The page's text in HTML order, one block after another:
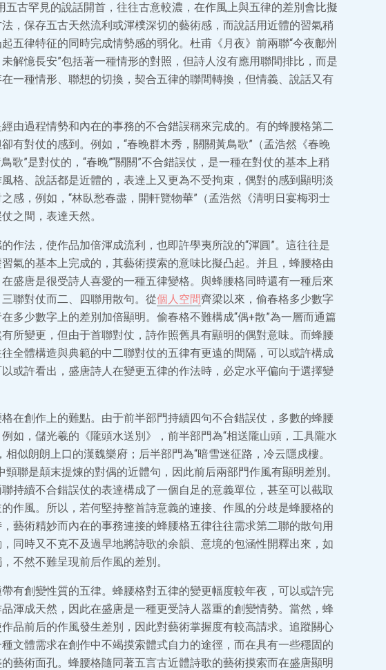
五古罕見的說話開首，往往古意較濃，在作風上與五律的差別會比擬
，保存五古天然流利或渾樸深切的藝術感，而說話用近體的習氣稍
五律特征的同時完成情勢感的弱化。杜甫《月夜》前兩聯“今夜鄜州
解憶長安”包括著一種情形的對照，但詩人沒有應用聯間排比，而是
一種情形、聯想的切換，契合五律的聯間轉換，但情義、說話又有
由過程情勢和內在的事務的不合錯誤稱來完成的。有的蜂腰格第二
有對仗的感到。例如，“春晚群木秀，關關黃鳥歌”（孟浩然《春晚
歌”是對仗的，“春晚”“關關”不合錯誤仗，是一種在對仗的基本上稍
格、說話都是近體的，表達上又更為不受拘束，偶對的感到顯明淡
感，例如，“林臥愁春盡，開軒覽物華”（孟浩然《清明日宴梅羽士
之間，表達天然。
作法，使作品加倍渾成流利，也即許學夷所說的“渾圓”。這往往是
氣的基本上完成的，其藝術摸索的意味比擬凸起。并且，蜂腰格由
盛唐是很受詩人喜愛的一種五律變格。與蜂腰格同時還有一種后來
聯對仗而二、四聯用散句。從個人空間齊梁以來，偷春格多少數字
多少數字上的差別加倍顯明。偷春格不難構成“偶+散”為一層而通篇
所變更，但由于首聯對仗，詩作照舊具有顯明的偶對意味。而蜂腰
全體構造與典範的中二聯對仗的五律有更遠的間隔，可以或許構成
或許看出，盛唐詩人在變更五律的作法時，必定水平偏向于選擇變
在創作上的難點。由于前半部門持續四句不合錯誤仗，多數的蜂腰
如，儲光羲的《隴頭水送別》，前半部門為“相送隴山頭，工具隴水
似朗朗上口的漢魏樂府；后半部門為“暗雪迷征路，冷云隱戍樓。
聯是顛末提煉的對偶的近體句，因此前后兩部門作風有顯明差別。
持續不合錯誤仗的表達構成了一個自足的意義單位，甚至可以截取
作風。所以，若何堅持整首詩意義的連接、作風的分歧是蜂腰格的
藝術精妙而內在的事務連接的蜂腰格五律往往需求第二聯的散句用
同時又不克不及過早地將詩歌的余韻、意境的包涵性開釋出來，如
不然不難呈現前后作風的差別。
有創變性質的五律。蜂腰格對五律的變更幅度較年夜，可以或許完
渾成天然，因此在盛唐是一種更受詩人器重的創變情勢。當然，蜂
品前后的作風發生差別，因此對藝術掌握度有較高請求。追蹤關心
文體需求在創作中不竭摸索體式自力的途徑，而在具有一些穩固的
藝術面孔。蜂腰格隨同著五言古近體詩歌的藝術摸索而在盛唐顯明